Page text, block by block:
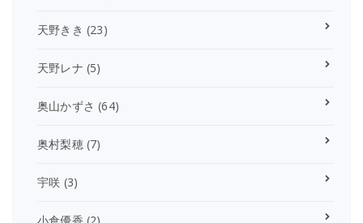
天野きき (23)
天野レナ (5)
奥山かずさ (64)
奥村梨穂(7)
宇咲 (3)